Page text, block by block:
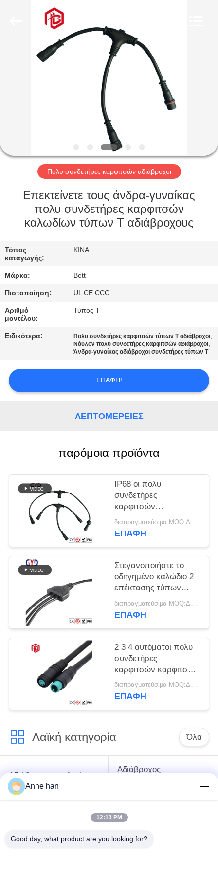
ΓΎΡΟΣ
ΕΡΓΟΣΤΑΣΊΩΝ
ΠΟΙΟΤΙΚΌΣ
ΈΛΕΓΧΟΣ
SITEMAP
PRIVACY
POLICY
Πολυ συνδετήρες καρφιτσών αδιάβροχοι
Επεκτείνετε τους άνδρα-γυναίκας
πολυ συνδετήρες καρφιτσών
καλωδίων τύπων Τ αδιάβροχους
Τόπος
καταγωγής:
ΚΙΝΑ
Μάρκα: Bett
Πιστοποίηση: UL CE CCC
Αριθμό
μοντέλου:
Τύπος Τ
Ειδικότερα: Πολυ συνδετήρες καρφιτσών τύπων Τ αδιάβροχοι,
Νάυλον πολυ συνδετήρες καρφιτσών αδιάβροχοι,
Άνδρα-γυναίκας αδιάβροχοι συνδετήρες τύπων Τ
ΕΠΑΦΉ!
ΛΕΠΤΟΜΈΡΕΙΕΣ
παρόμοια προϊόντα
IP68 οι πολυ
συνδετήρες
καρφιτσών
στεγανοποιούν την
κατάλληλη συνέλευση
διαπραγματεύσιμα MOQ:Διαπραγματεύσιμος
ΕΠΑΦΉ
Στεγανοποιήστε το
οδηγημένο καλώδιο 2
επέκτασης τύπων
θραυστών Υ καλωδίων
συνδετήρες καλωδίων
διαπραγματεύσιμα MOQ:Διαπραγματεύσιμος
ΕΠΑΦΉ
2 3 4 αυτόματοι πολυ
συνδετήρες
καρφιτσών καρφιτσών
M6 M8 στεγανοποιούν
IP66 IP65
διαπραγματεύσιμα MOQ:Διαπραγματεύσιμος
ΕΠΑΦΉ
Λαϊκή κατηγορία Όλα
Αδιάβροχος κυκλικός
συνδετήρας
Αδιάβροχος
στοιχείων
λαμπτήρων
Anne han
12:13 PM
Good day, what product are you looking for?